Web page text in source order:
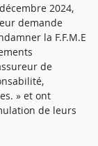
2024,
demande
la F.F.M.E
de
» et ont
de leurs